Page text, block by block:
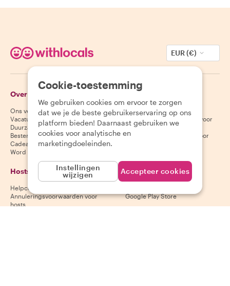
EUR (€)
Over Withlocals
Ons verhaal
Vacatures
Duurzaamheid
Bestemmingen
Cadeaubonnen
Word partner
Gasten
Helpcentrum voor gasten
Annuleringsvoorwaarden voor
gasten
Algemene voorwaarden voor
Hosts
Helpcentrum voor hosts
Annuleringsvoorwaarden voor
hosts
Download onze app
Google Play Store
Cookie-toestemming
We gebruiken cookies om ervoor te zorgen
dat we je de beste gebruikerservaring op ons
platform bieden! Daarnaast gebruiken we
cookies voor analytische en
marketingdoeleinden.
Instellingen
wijzigen
Accepteer cookies